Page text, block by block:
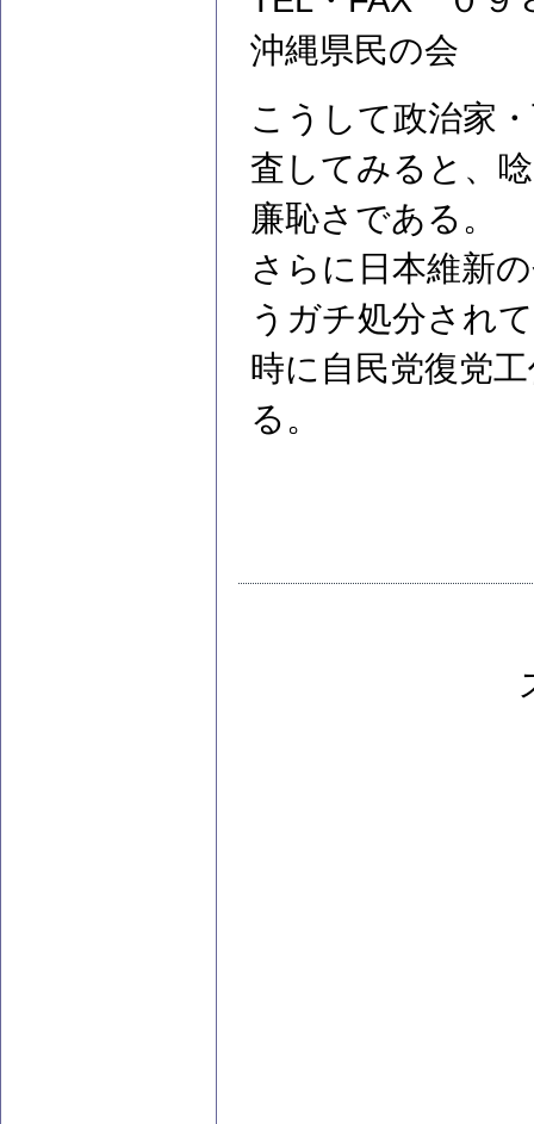
沖縄県民の会
こうして政治家
査してみると、
廉恥さである。
さらに日本維新
うガチ処分され
時に自民党復党
る。